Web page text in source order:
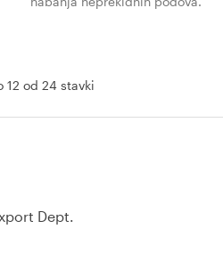
12 od 24 stavki
Dept.